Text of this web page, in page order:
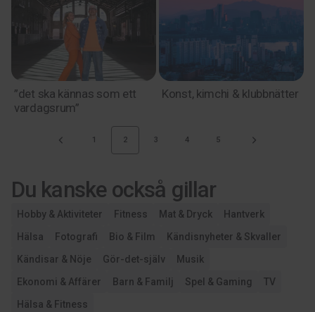
”det ska kännas som ett
vardagsrum”
Konst, kimchi & klubbnätter
1 2 3 4 5
Du kanske också gillar
Hobby & Aktiviteter Fitness Mat & Dryck
Hantverk
Hälsa
Fotografi Bio & Film
Kändisnyheter & Skvaller
Kändisar & Nöje
Gör-det-själv
Musik
Ekonomi & Affärer
Barn & Familj Spel & Gaming
TV
Hälsa & Fitness